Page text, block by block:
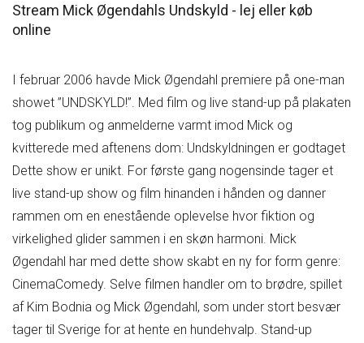
Stream Mick Øgendahls Undskyld - lej eller køb
online
I februar 2006 havde Mick Øgendahl premiere på one-man
showet ”UNDSKYLD!”. Med film og live stand-up på plakaten
tog publikum og anmelderne varmt imod Mick og
kvitterede med aftenens dom: Undskyldningen er godtaget
Dette show er unikt. For første gang nogensinde tager et
live stand-up show og film hinanden i hånden og danner
rammen om en enestående oplevelse hvor fiktion og
virkelighed glider sammen i en skøn harmoni. Mick
Øgendahl har med dette show skabt en ny for form genre:
CinemaComedy. Selve filmen handler om to brødre, spillet
af Kim Bodnia og Mick Øgendahl, som under stort besvær
tager til Sverige for at hente en hundehvalp. Stand-up